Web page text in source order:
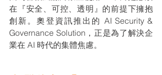
在『安全、可控、透明』的前提下擁抱
創新。奧登資訊推出的 AI Security &
Governance Solution，正是為了解決企
業在 AI 時代的集體焦慮。